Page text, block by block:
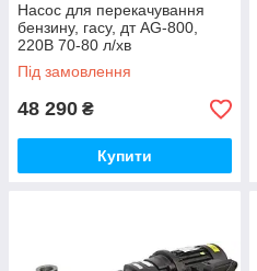
Насос для перекачування
бензину, гасу, дт AG-800,
220В 70-80 л/хв
Під замовлення
48 290 ₴
Купити